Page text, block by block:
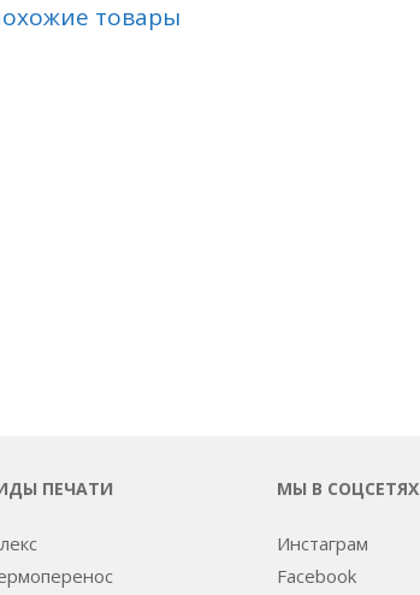
товары
ПЕЧАТИ МЫ В СОЦСЕТЯХ
Инстаграм
Facebook